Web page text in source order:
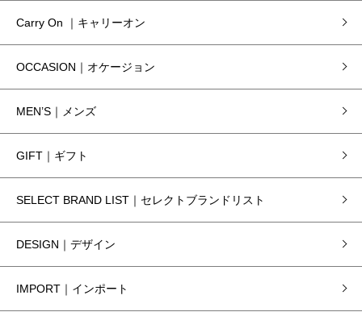
Carry On ｜キャリーオン
OCCASION｜オケージョン
MEN’S｜メンズ
GIFT｜ギフト
SELECT BRAND LIST｜セレクトブランドリスト
DESIGN｜デザイン
IMPORT｜インポート